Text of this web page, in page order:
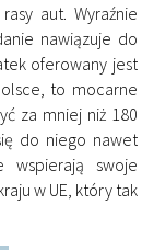
aut. Wyraźnie
nawiązuje do
oferowany jest
to mocarne
za mniej niż 180
do niego nawet
wspierają swoje
w UE, który tak